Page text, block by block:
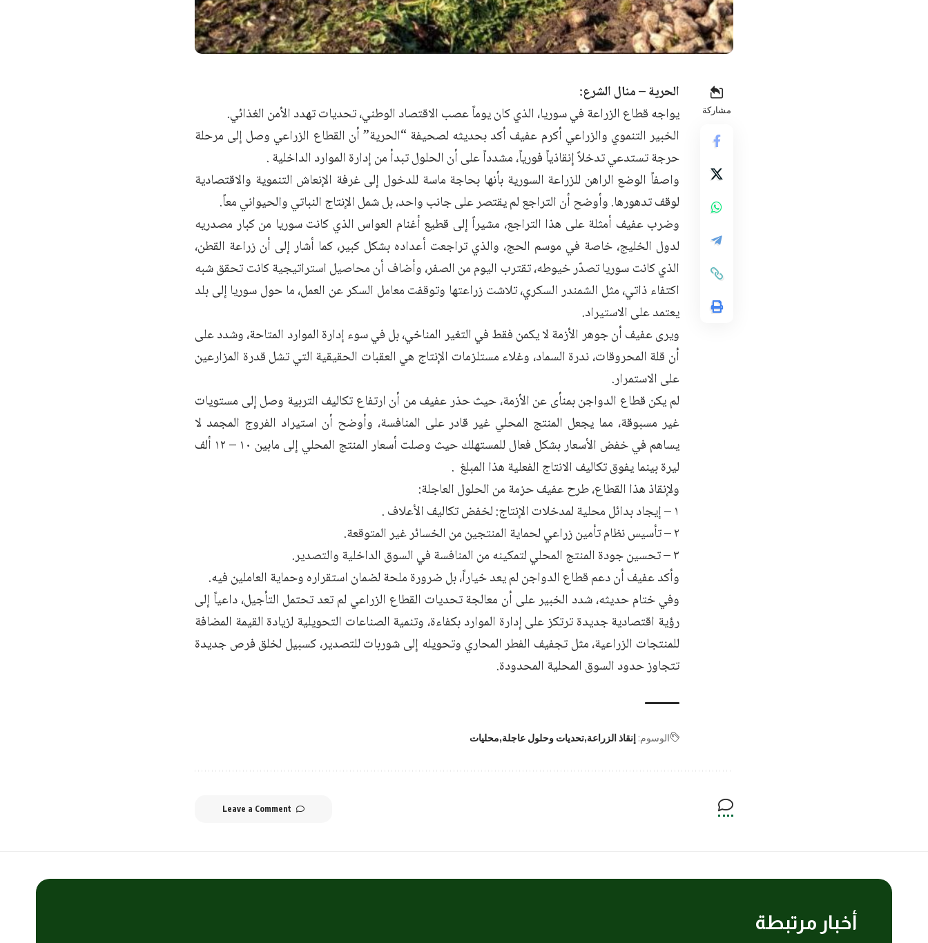
مشاركة
الحرية – منال الشرع:
يواجه قطاع الزراعة في سوريا، الذي كان يوماً عصب الاقتصاد الوطني، تحديات تهدد الأمن الغذائي.
الخبير التنموي والزراعي أكرم عفيف أكد بحديثه لصحيفة “الحرية” أن القطاع الزراعي وصل إلى مرحلة
حرجة تستدعي تدخلاً إنقاذياً فورياً، مشدداً على أن الحلول تبدأ من إدارة الموارد الداخلية .
واصفاً الوضع الراهن للزراعة السورية بأنها بحاجة ماسة للدخول إلى غرفة الإنعاش التنموية والاقتصادية
لوقف تدهورها. وأوضح أن التراجع لم يقتصر على جانب واحد، بل شمل الإنتاج النباتي والحيواني معاً.
وضرب عفيف أمثلة على هذا التراجع، مشيراً إلى قطيع أغنام العواس الذي كانت سوريا من كبار مصدريه
لدول الخليج، خاصة في موسم الحج، والذي تراجعت أعداده بشكل كبير، كما أشار إلى أن زراعة القطن،
الذي كانت سوريا تصدّر خيوطه، تقترب اليوم من الصفر، وأضاف أن محاصيل استراتيجية كانت تحقق شبه
اكتفاء ذاتي، مثل الشمندر السكري، تلاشت زراعتها وتوقفت معامل السكر عن العمل، ما حول سوريا إلى بلد
يعتمد على الاستيراد.
ويرى عفيف أن جوهر الأزمة لا يكمن فقط في التغير المناخي، بل في سوء إدارة الموارد المتاحة، وشدد على
أن قلة المحروقات، ندرة السماد، وغلاء مستلزمات الإنتاج هي العقبات الحقيقية التي تشل قدرة المزارعين
على الاستمرار.
لم يكن قطاع الدواجن بمنأى عن الأزمة، حيث حذر عفيف من أن ارتفاع تكاليف التربية وصل إلى مستويات
غير مسبوقة، مما يجعل المنتج المحلي غير قادر على المنافسة، وأوضح أن استيراد الفروج المجمد لا
يساهم في خفض الأسعار بشكل فعال للمستهلك حيث وصلت أسعار المنتج المحلي إلى مابين ١٠ – ١٢ ألف
ليرة بينما يفوق تكاليف الانتاج الفعلية هذا المبلغ .
ولإنقاذ هذا القطاع، طرح عفيف حزمة من الحلول العاجلة:
١ – إيجاد بدائل محلية لمدخلات الإنتاج: لخفض تكاليف الأعلاف .
٢ – تأسيس نظام تأمين زراعي لحماية المنتجين من الخسائر غير المتوقعة.
٣ – تحسين جودة المنتج المحلي لتمكينه من المنافسة في السوق الداخلية والتصدير.
وأكد عفيف أن دعم قطاع الدواجن لم يعد خياراً، بل ضرورة ملحة لضمان استقراره وحماية العاملين فيه.
وفي ختام حديثه، شدد الخبير على أن معالجة تحديات القطاع الزراعي لم تعد تحتمل التأجيل، داعياً إلى
رؤية اقتصادية جديدة ترتكز على إدارة الموارد بكفاءة، وتنمية الصناعات التحويلية لزيادة القيمة المضافة
للمنتجات الزراعية، مثل تجفيف الفطر المحاري وتحويله إلى شوربات للتصدير، كسبيل لخلق فرص جديدة
تتجاوز حدود السوق المحلية المحدودة.
الوسوم: إنقاذ الزراعة تحديات وحلول عاجلة محليات
Leave a Comment
أخبار مرتبطة